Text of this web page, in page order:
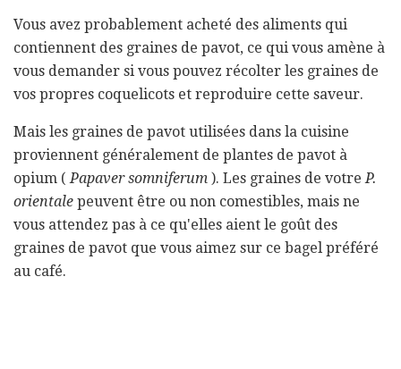
Vous avez probablement acheté des aliments qui
contiennent des graines de pavot, ce qui vous amène à
vous demander si vous pouvez récolter les graines de
vos propres coquelicots et reproduire cette saveur.
Mais les graines de pavot utilisées dans la cuisine
proviennent généralement de plantes de pavot à
opium (Papaver somniferum ). Les graines de votreP.
orientale peuvent être ou non comestibles, mais ne
vous attendez pas à ce qu'elles aient le goût des
graines de pavot que vous aimez sur ce bagel préféré
au café.